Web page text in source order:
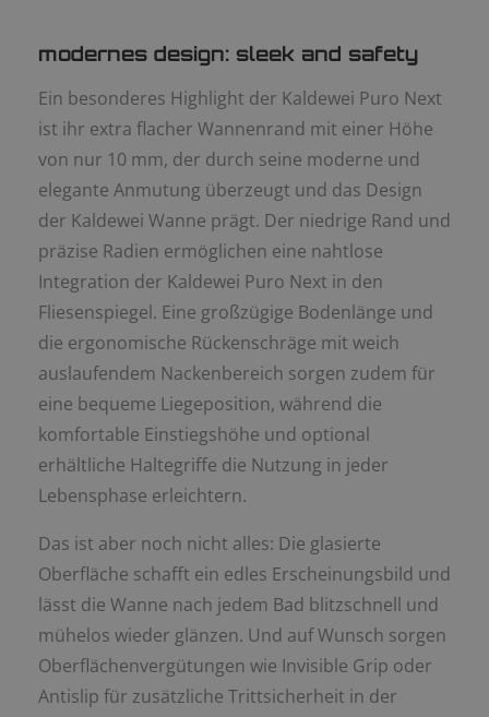
modernes design: sleek and safety
Ein besonderes Highlight der Kaldewei Puro Next
ist ihr extra flacher Wannenrand mit einer Höhe
von nur 10 mm, der durch seine moderne und
elegante Anmutung überzeugt und das Design
der Kaldewei Wanne prägt. Der niedrige Rand und
präzise Radien ermöglichen eine nahtlose
Integration der Kaldewei Puro Next in den
Fliesenspiegel. Eine großzügige Bodenlänge und
die ergonomische Rückenschräge mit weich
auslaufendem Nackenbereich sorgen zudem für
eine bequeme Liegeposition, während die
komfortable Einstiegshöhe und optional
erhältliche Haltegriffe die Nutzung in jeder
Lebensphase erleichtern.
Das ist aber noch nicht alles: Die glasierte
Oberfläche schafft ein edles Erscheinungsbild und
lässt die Wanne nach jedem Bad blitzschnell und
mühelos wieder glänzen. Und auf Wunsch sorgen
Oberflächenvergütungen wie Invisible Grip oder
Antislip für zusätzliche Trittsicherheit in der